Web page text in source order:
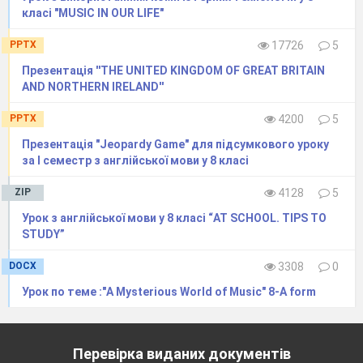
today isn’t a (11)_______, it is still fun.
1. problems;
2. grades;
3. boring;
4. appearance;
5. spots;
6. drugs;
8. guy;
9. money;
10. part-time;
11. chore
5.Teacher: Read the texts and choose the titles:
класі "MUSIC IN OUR LIFE"
PPTX 17726
5
Презентація ''THE UNITED KINGDOM OF GREAT BRITAIN
AND NORTHERN IRELAND''
PPTX 4200
5
Презентація "Jeopardy Game" для підсумкового уроку
за І семестр з англійської мови у 8 класі
ZIP 4128
5
Урок з англійської мови у 8 класі “AT SCHOOL. TIPS TO
STUDY”
DOCX 3308
0
Урок по теме :"A Mysterious World of Music" 8-A form
Перевірка виданих документів